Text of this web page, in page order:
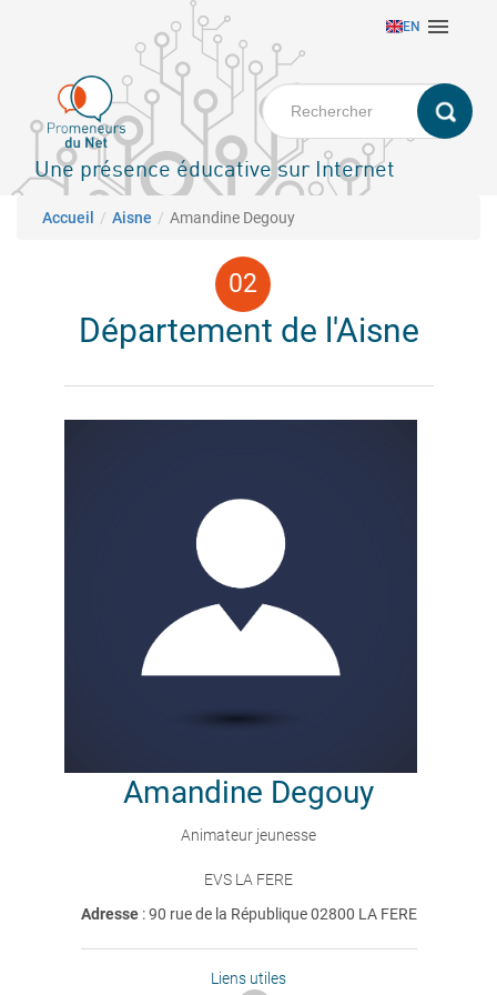
principal
EN 
Une présence éducative sur Internet
Fil d'Ariane
Accueil Aisne Amandine Degouy
Département de l'Aisne
Amandine Degouy
Animateur jeunesse
EVS LA FERE
Adresse : 90 rue de la République 02800 LA FERE
Liens utiles